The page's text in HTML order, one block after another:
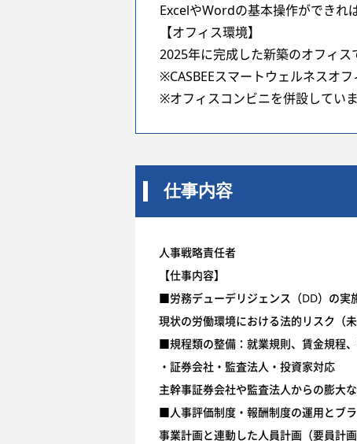
ExcelやWordの基本操作ができれ
【オフィス環境】
2025年に完成した新築のオフィス
※CASBEEスマートウェルネスオ
※オフィスコンビニを併設していま
仕事内容
人事戦略責任者
【仕事内容】
■労務デューデリジェンス（DD）の実
現状の労働環境における法的リスク（
■規程類の整備：就業規則、賃金規程
・証券会社・監査法人・投資家対応
主幹事証券会社や監査法人からの膨大
■人事評価制度・報酬制度の運用とブ
事業計画と連動した人員計画（要員計